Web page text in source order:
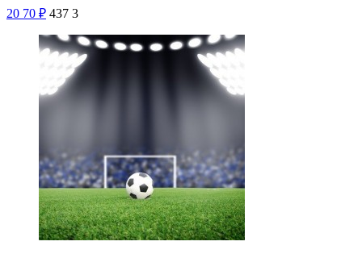
20 70 ₽ 437 3